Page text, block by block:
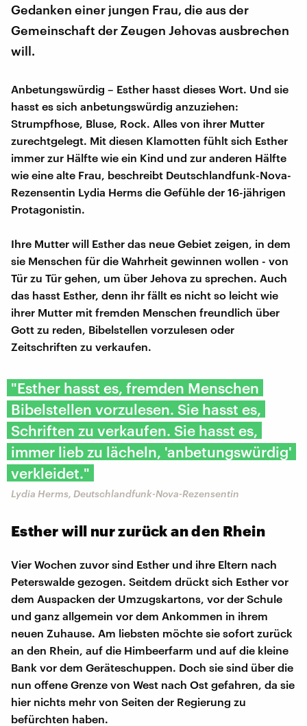
Gedanken einer jungen Frau, die aus der
Gemeinschaft der Zeugen Jehovas ausbrechen
will.
Anbetungswürdig – Esther hasst dieses Wort. Und sie
hasst es sich anbetungswürdig anzuziehen:
Strumpfhose, Bluse, Rock. Alles von ihrer Mutter
zurechtgelegt. Mit diesen Klamotten fühlt sich Esther
immer zur Hälfte wie ein Kind und zur anderen Hälfte
wie eine alte Frau, beschreibt Deutschlandfunk-Nova-
Rezensentin Lydia Herms die Gefühle der 16-jährigen
Protagonistin.
Ihre Mutter will Esther das neue Gebiet zeigen, in dem
sie Menschen für die Wahrheit gewinnen wollen - von
Tür zu Tür gehen, um über Jehova zu sprechen. Auch
das hasst Esther, denn ihr fällt es nicht so leicht wie
ihrer Mutter mit fremden Menschen freundlich über
Gott zu reden, Bibelstellen vorzulesen oder
Zeitschriften zu verkaufen.
"Esther hasst es, fremden Menschen
Bibelstellen vorzulesen. Sie hasst es,
Schriften zu verkaufen. Sie hasst es,
immer lieb zu lächeln, 'anbetungswürdig'
verkleidet."
Lydia Herms, Deutschlandfunk-Nova-Rezensentin
Esther will nur zurück an den Rhein
Vier Wochen zuvor sind Esther und ihre Eltern nach
Peterswalde gezogen. Seitdem drückt sich Esther vor
dem Auspacken der Umzugskartons, vor der Schule
und ganz allgemein vor dem Ankommen in ihrem
neuen Zuhause. Am liebsten möchte sie sofort zurück
an den Rhein, auf die Himbeerfarm und auf die kleine
Bank vor dem Geräteschuppen. Doch sie sind über die
nun offene Grenze von West nach Ost gefahren, da sie
hier nichts mehr von Seiten der Regierung zu
befürchten haben.